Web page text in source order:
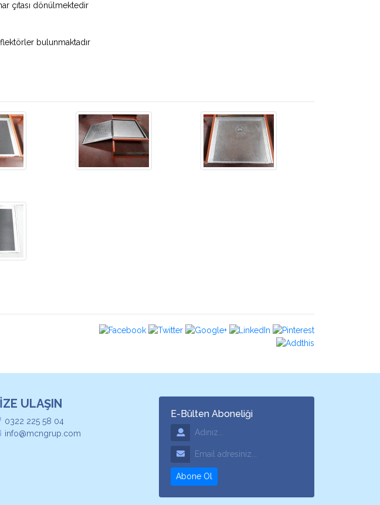
çıtası dönülmektedir
bulunmaktadır
ULAŞIN
0322 225 58 04
info@mcngrup.com
E-Bülten Aboneliği
Adınız
Email Adresiniz
Abone Ol